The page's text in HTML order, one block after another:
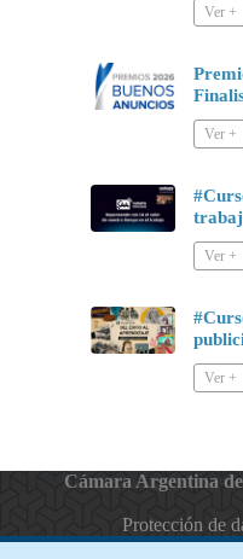
Cámara Argentina
Protección de